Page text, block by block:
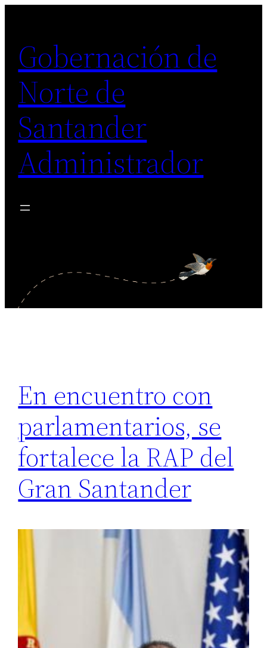
contenido
Gobernación de
Norte de
Santander
Administrador
En encuentro con
parlamentarios, se
fortalece la RAP del
Gran Santander